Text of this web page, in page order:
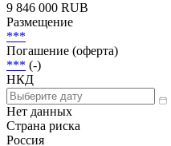
Статус
Погашена
Объем
9 846 000 RUB
Размещение
***
Погашение (оферта)
*** (-)
НКД